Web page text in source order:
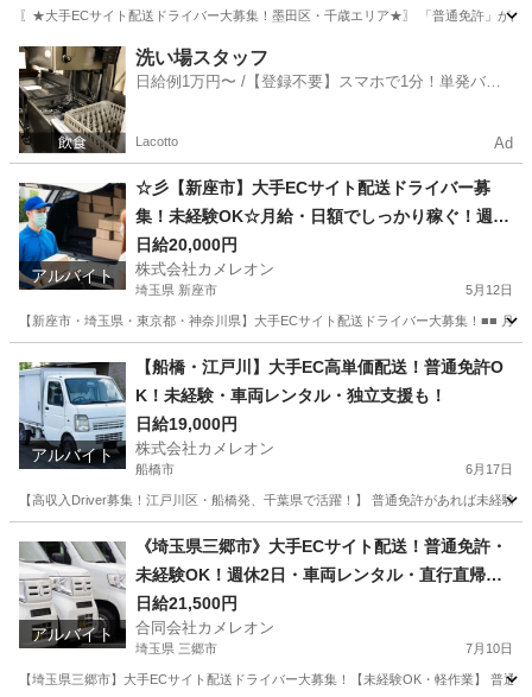
〖★大手ECサイト配送ドライバー大募集！墨田区・千歳エリア★〗 「普通免許」が
東京 墨田区 ドライバー 積み込み
洗い場スタッフ
日給例1万円〜 /【登録不要】スマホで1分！単発バイ
Lacotto Ad
アルバイト
☆彡【新座市】大手ECサイト配送ドライバー募
集！未経験OK☆月給・日額でしっかり稼ぐ！週休
2日・車両
日給20,000円
株式会社カメレオン
埼玉県 新座市 5月12日
【新座市・埼玉県・東京都・神奈川県】大手ECサイト配送ドライバー大募集！■■
ドライバー 積み込み
アルバイト
【船橋・江戸川】大手EC高単価配送！普通免許O
K！未経験・車両レンタル・独立支援も！
日給19,000円
株式会社カメレオン
船橋市 6月17日
【高収入Driver募集！江戸川区・船橋発、千葉県で活躍！】 普通免許があれば未経
ドライバー 積み込み
アルバイト
《埼玉県三郷市》大手ECサイト配送！普通免許・
未経験OK！週休2日・車両レンタル・直行直帰で
稼ぐ！
日給21,500円
合同会社カメレオン
埼玉県 三郷市 7月10日
【埼玉県三郷市】大手ECサイト配送ドライバー大募集！【未経験OK・軽作業】 普